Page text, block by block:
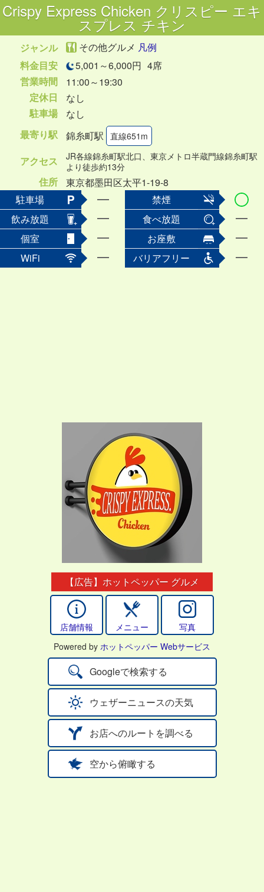
Crispy Express Chicken クリスピー エキ
スプレス チキン
ジャンル その他グルメ 凡例
料金目安
5,001～6,000円 4席
営業時間
11:00～19:30
定休日
なし
駐車場
なし
最寄り駅
錦糸町駅 直線651m
アクセス
JR各線錦糸町駅北口、東京メトロ半蔵門線錦糸町駅
より徒歩約13分
住所
東京都墨田区太平1-19-8
駐車場
禁煙
飲み放題
食べ放題
個室
お座敷
WiFi
バリアフリー
【広告】ホットペッパー グルメ
店舗情報 メニュー
写真
Powered by ホットペッパー Webサービス
Googleで検索する
ウェザーニュースの天気
お店へのルートを調べる
空から俯瞰する